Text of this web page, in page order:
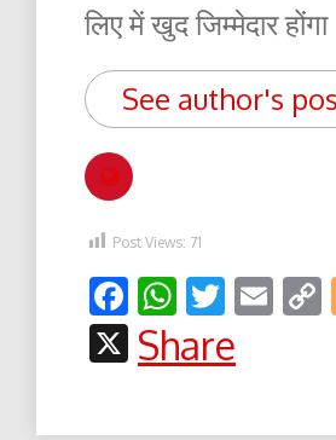
लिए में खुद जिम्मेदार होंगा
See author's
Post Views: 71
Facebook
X
Share